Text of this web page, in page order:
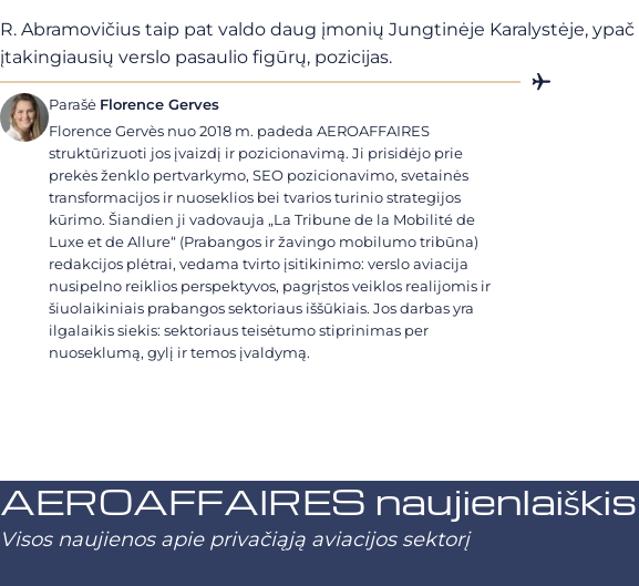
R. Abramovičius taip pat valdo daug įmonių Jungtinėje Karalystėje, ypač
įtakingiausių verslo pasaulio figūrų, pozicijas.
Parašė Florence Gerves
Florence Gervès nuo 2018 m. padeda AEROAFFAIRES
struktūrizuoti jos įvaizdį ir pozicionavimą. Ji prisidėjo prie
prekės ženklo pertvarkymo, SEO pozicionavimo, svetainės
transformacijos ir nuoseklios bei tvarios turinio strategijos
kūrimo. Šiandien ji vadovauja „La Tribune de la Mobilité de
Luxe et de Allure“ (Prabangos ir žavingo mobilumo tribūna)
redakcijos plėtrai, vedama tvirto įsitikinimo: verslo aviacija
nusipelno reiklios perspektyvos, pagrįstos veiklos realijomis ir
šiuolaikiniais prabangos sektoriaus iššūkiais. Jos darbas yra
ilgalaikis siekis: sektoriaus teisėtumo stiprinimas per
nuoseklumą, gylį ir temos įvaldymą.
AEROAFFAIRES naujienlaiškis
Visos naujienos apie privačiąją aviacijos sektorį